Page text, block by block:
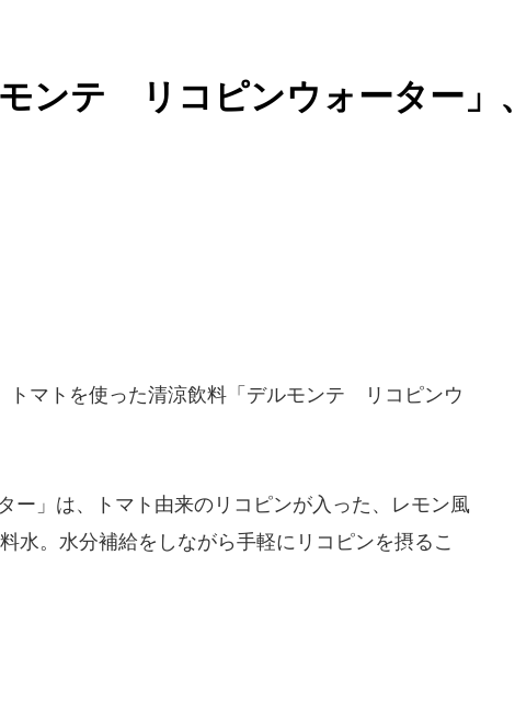
ンテ リコピンウォーター」、
トマトを使った清涼飲料「デルモンテ リコピンウ
」は、トマト由来のリコピンが入った、レモン風
水。水分補給をしながら手軽にリコピンを摂るこ